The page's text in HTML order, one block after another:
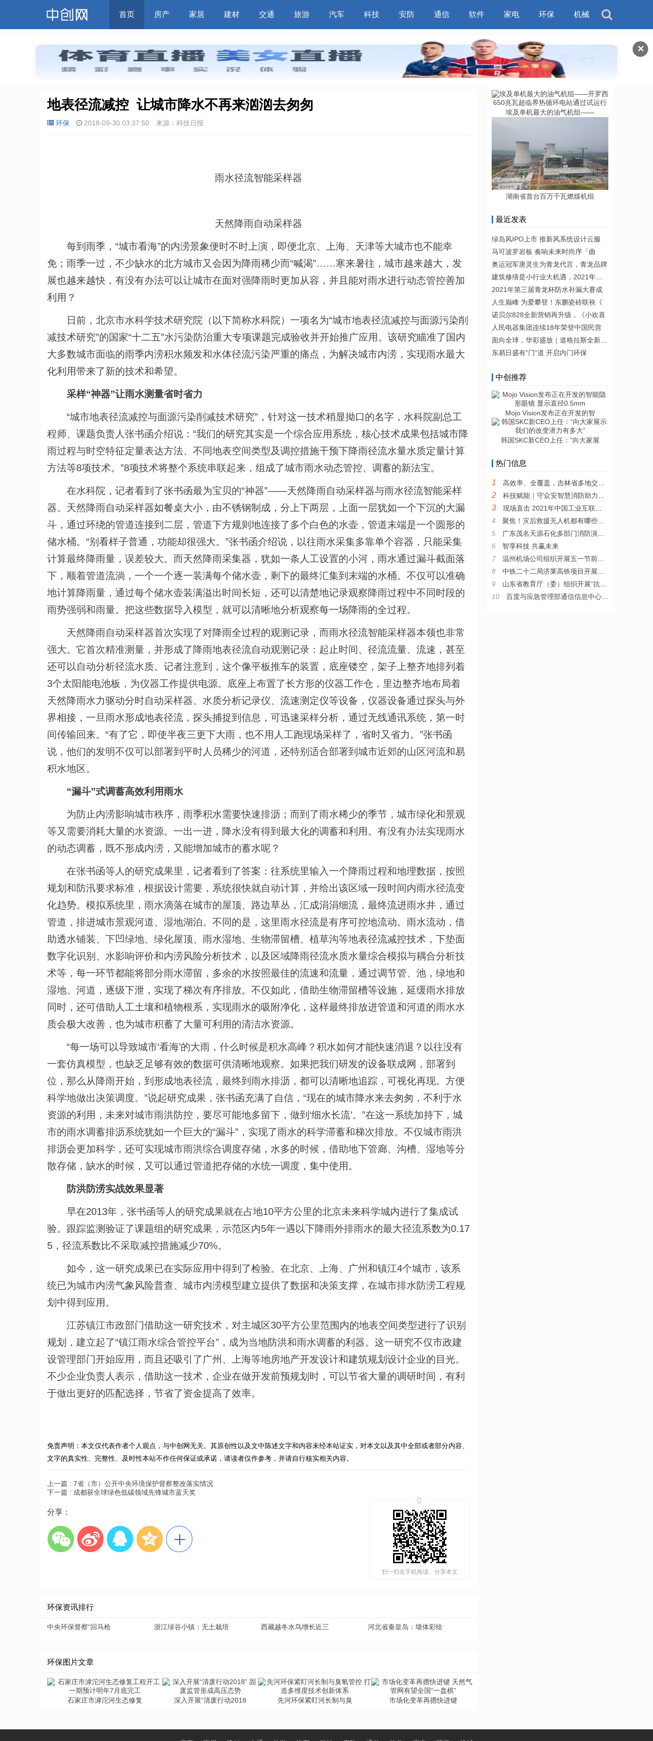
✕
首页 房产 家居 建材 交通 旅游 汽车 科技 安防 通信 软件 家电 环保 机械
地表径流减控  让城市降水不再来汹汹去匆匆
环保 2018-09-30 03:37:50 来源：科技日报
雨水径流智能采样器
天然降雨自动采样器
每到雨季，“城市看海”的内涝景象便时不时上演，即便北京、上海、天津等大城市也不能幸
免；雨季一过，不少缺水的北方城市又会因为降雨稀少而“喊渴”……寒来暑往，城市越来越大，发
展也越来越快，有没有办法可以让城市在面对强降雨时更加从容，并且能对雨水进行动态管控善加
利用？
日前，北京市水科学技术研究院（以下简称水科院）一项名为“城市地表径流减控与面源污染削
减技术研究”的国家“十二五”水污染防治重大专项课题完成验收并开始推广应用。该研究瞄准了国内
大多数城市面临的雨季内涝积水频发和水体径流污染严重的痛点，为解决城市内涝，实现雨水最大
化利用带来了新的技术和希望。
采样“神器”让雨水测量省时省力
“城市地表径流减控与面源污染削减技术研究”，针对这一技术稍显拗口的名字，水科院副总工
程师、课题负责人张书函介绍说：“我们的研究其实是一个综合应用系统，核心技术成果包括城市降
雨过程与时空特征定量表达方法、不同地表空间类型及调控措施干预下降雨径流水量水质定量计算
方法等8项技术。”8项技术将整个系统串联起来，组成了城市雨水动态管控、调蓄的新法宝。
在水科院，记者看到了张书函最为宝贝的“神器”――天然降雨自动采样器与雨水径流智能采样
器。天然降雨自动采样器如餐桌大小，由不锈钢制成，分上下两层，上面一层犹如一个下沉的大漏
斗，通过环绕的管道连接到二层，管道下方规则地连接了多个白色的水壶，管道末端是一个圆形的
储水桶。“别看样子普通，功能却很强大。”张书函介绍说，以往雨水采集多靠单个容器，只能采集
计算最终降雨量，误差较大。而天然降雨采集器，犹如一条人工设置的小河，雨水通过漏斗截面落
下，顺着管道流淌，一个一个逐一装满每个储水壶，剩下的最终汇集到末端的水桶。不仅可以准确
地计算降雨量，通过每个储水壶装满溢出时间长短，还可以清楚地记录观察降雨过程中不同时段的
雨势强弱和雨量。把这些数据导入模型，就可以清晰地分析观察每一场降雨的全过程。
天然降雨自动采样器首次实现了对降雨全过程的观测记录，而雨水径流智能采样器本领也非常
强大。它首次精准测量，并形成了降雨地表径流自动观测记录：起止时间、径流流量、流速，甚至
还可以自动分析径流水质。记者注意到，这个像平板推车的装置，底座镂空，架子上整齐地排列着
3个太阳能电池板，为仪器工作提供电源。底座上布置了长方形的仪器工作仓，里边整齐地布局着
天然降雨水力驱动分时自动采样器、水质分析记录仪、流速测定仪等设备，仪器设备通过探头与外
界相接，一旦雨水形成地表径流，探头捕捉到信息，可迅速采样分析，通过无线通讯系统，第一时
间传输回来。“有了它，即使半夜三更下大雨，也不用人工跑现场采样了，省时又省力。”张书函
说，他们的发明不仅可以部署到平时人员稀少的河道，还特别适合部署到城市近郊的山区河流和易
积水地区。
“漏斗”式调蓄高效利用雨水
为防止内涝影响城市秩序，雨季积水需要快速排沥；而到了雨水稀少的季节，城市绿化和景观
等又需要消耗大量的水资源。一出一进，降水没有得到最大化的调蓄和利用。有没有办法实现雨水
的动态调蓄，既不形成内涝，又能增加城市的蓄水呢？
在张书函等人的研究成果里，记者看到了答案：往系统里输入一个降雨过程和地理数据，按照
规划和防汛要求标准，根据设计需要，系统很快就自动计算，并给出该区域一段时间内雨水径流变
化趋势。模拟系统里，雨水滴落在城市的屋顶、路边草丛，汇成涓涓细流，最终流进雨水井，通过
管道，排进城市景观河道、湿地湖泊。不同的是，这里雨水径流是有序可控地流动。雨水流动，借
助透水铺装、下凹绿地、绿化屋顶、雨水湿地、生物滞留槽、植草沟等地表径流减控技术，下垫面
数字化识别、水影响评价和内涝风险分析技术，以及区域降雨径流水质水量综合模拟与耦合分析技
术等，每一环节都能将部分雨水滞留，多余的水按照最佳的流速和流量，通过调节管、池，绿地和
湿地、河道，逐级下泄，实现了梯次有序排放。不仅如此，借助生物滞留槽等设施，延缓雨水排放
同时，还可借助人工土壤和植物根系，实现雨水的吸附净化，这样最终排放进管道和河道的雨水水
质会极大改善，也为城市积蓄了大量可利用的清洁水资源。
“每一场可以导致城市‘看海’的大雨，什么时候是积水高峰？积水如何才能快速消退？以往没有
一套仿真模型，也缺乏足够有效的数据可供清晰地观察。如果把我们研发的设备联成网，部署到
位，那么从降雨开始，到形成地表径流，最终到雨水排沥，都可以清晰地追踪，可视化再现。方便
科学地做出决策调度。”说起研究成果，张书函充满了自信，“现在的城市降水来去匆匆，不利于水
资源的利用，未来对城市雨洪防控，要尽可能地多留下，做到‘细水长流’。”在这一系统加持下，城
市的雨水调蓄排沥系统犹如一个巨大的“漏斗”，实现了雨水的科学滞蓄和梯次排放。不仅城市雨洪
排沥会更加科学，还可实现城市雨洪综合调度存储，水多的时候，借助地下管廊、沟槽、湿地等分
散存储，缺水的时候，又可以通过管道把存储的水统一调度，集中使用。
防洪防涝实战效果显著
早在2013年，张书函等人的研究成果就在占地10平方公里的北京未来科学城内进行了集成试
验。跟踪监测验证了课题组的研究成果，示范区内5年一遇以下降雨外排雨水的最大径流系数为0.17
5，径流系数比不采取减控措施减少70%。
如今，这一研究成果已在实际应用中得到了检验。在北京、上海、广州和镇江4个城市，该系
统已为城市内涝气象风险普查、城市内涝模型建立提供了数据和决策支撑，在城市排水防涝工程规
划中得到应用。
江苏镇江市政部门借助这一研究技术，对主城区30平方公里范围内的地表空间类型进行了识别
规划，建立起了“镇江雨水综合管控平台”，成为当地防洪和雨水调蓄的利器。这一研究不仅市政建
设管理部门开始应用，而且还吸引了广州、上海等地房地产开发设计和建筑规划设计企业的目光。
不少企业负责人表示，借助这一技术，企业在做开发前预规划时，可以节省大量的调研时间，有利
于做出更好的匹配选择，节省了资金提高了效率。
免责声明：本文仅代表作者个人观点，与中创网无关。其原创性以及文中陈述文字和内容未经本站证实，对本文以及其中全部或者部分内容、
文字的真实性、完整性、及时性本站不作任何保证或承诺，请读者仅作参考，并请自行核实相关内容。
上一篇 : 7省（市）公开中央环境保护督察整改落实情况
下一篇 : 成都获全球绿色低碳领域先锋城市蓝天奖
分享：
扫一扫在手机阅读、分享本文
环保资讯排行
中央环保督察“回马枪 浙江绿谷小镇：无土栽培 西藏越冬水鸟增长近三 河北省秦皇岛：墙体彩绘
环保图片文章
石家庄市滹沱河生态修复 深入开展“清废行动2018 先河环保紧盯河长制与臭 市场化变革再摁快进键
埃及单机最大的油气机组——
湖南省首台百万千瓦燃煤机组
最近发表
绿岛风IPO上市 推新风系统设计云服
马可波罗岩板 奏响未来时尚序「曲
奥运冠军唐灵生为青龙代言，青龙品牌
2021年第三届青龙杯防水补漏大赛成
人生巅峰 为爱攀登！东鹏瓷砖联袂《
诺贝尔828全新营销再升级，《小欢喜
人民电器集团连续18年荣登中国民营
东易日盛有“门”道 开启内门环保
中创推荐
Mojo Vision发布正在开发的智
韩国SKC新CEO上任：“向大家展
热门信息
1 高效率、全覆盖，吉林省多地交警夜查酒驾构筑安全出行路
2 科技赋能｜守众安智慧消防助力楼宇消防安全能级提升
3
现场直击 2021年中国工业互联网安全大赛决赛在渝火热开赛
4
聚焦！灾后救援无人机都有哪些优势？
5
广东茂名天源石化多部门消防演练 提升全员消防安全意识
6
智享科技 共赢未来
7
温州机场公司组织开展五一节前安全大检查
8
中铁二十二局济莱高铁项目开展防洪防汛应急演练
9
山东省教育厅（委）组织开展“抗击疫情捐款活动”
10
百度与应急管理部通信信息中心签署战略合作协议